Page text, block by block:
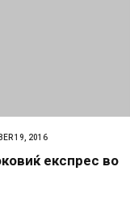
19, 2016
експрес во